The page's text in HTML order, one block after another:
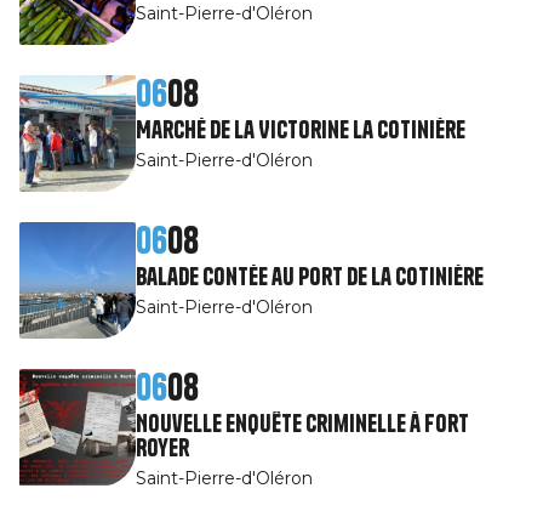
Saint-Pierre-d'Oléron
0608
Marché de La Victorine La Cotinière
Saint-Pierre-d'Oléron
0608
Balade contée au port de La Cotinière
Saint-Pierre-d'Oléron
0608
Nouvelle enquête criminelle à Fort
Royer
Saint-Pierre-d'Oléron